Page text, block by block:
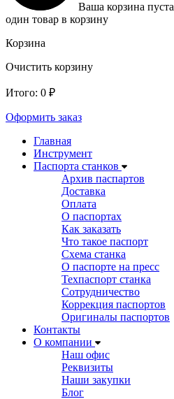
Ваша корзина пуста
один товар в корзину
Корзина
Очистить корзину
Итого: 0 ₽
Оформить заказ
Главная
Инструмент
Паспорта станков
Архив паспартов
Доставка
Оплата
О паспортах
Как заказать
Что такое паспорт
Схема станка
О паспорте на пресс
Техпаспорт станка
Сотрудничество
Коррекция паспортов
Оригиналы паспортов
Контакты
О компании
Наш офис
Реквизиты
Наши закупки
Блог